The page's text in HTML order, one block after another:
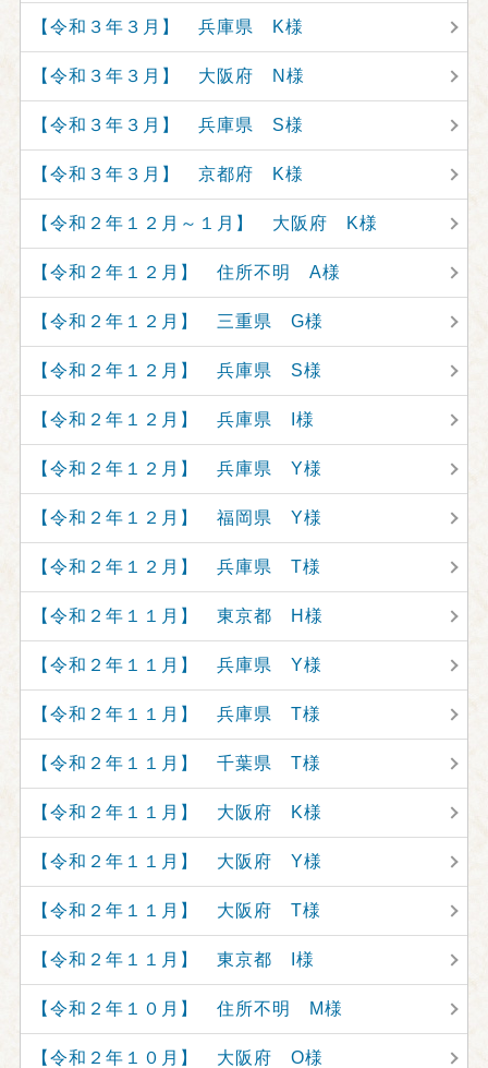
【令和３年３月】 兵庫県 K様
【令和３年３月】 大阪府 N様
【令和３年３月】 兵庫県 S様
【令和３年３月】 京都府 K様
【令和２年１２月～１月】 大阪府 K様
【令和２年１２月】 住所不明 A様
【令和２年１２月】 三重県 G様
【令和２年１２月】 兵庫県 S様
【令和２年１２月】 兵庫県 I様
【令和２年１２月】 兵庫県 Y様
【令和２年１２月】 福岡県 Y様
【令和２年１２月】 兵庫県 T様
【令和２年１１月】 東京都 H様
【令和２年１１月】 兵庫県 Y様
【令和２年１１月】 兵庫県 T様
【令和２年１１月】 千葉県 T様
【令和２年１１月】 大阪府 K様
【令和２年１１月】 大阪府 Y様
【令和２年１１月】 大阪府 T様
【令和２年１１月】 東京都 I様
【令和２年１０月】 住所不明 M様
【令和２年１０月】 大阪府 O様